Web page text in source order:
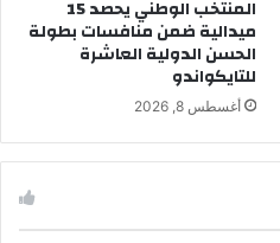
المنتخب الوطني يحصد 15
ميدالية ضمن منافسات بطولة
الحسن الدولية العاشرة
للتايكواندو
أغسطس 8, 2026